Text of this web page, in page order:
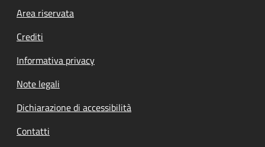
Footer menu
Area riservata
Crediti
Informativa privacy
Note legali
Dichiarazione di accessibilità
Contatti